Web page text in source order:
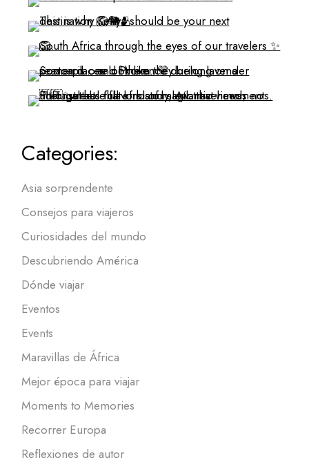
Categories:
Asia sorprendente
Consejos para viajeros
Curiosidades del mundo
Descubriendo América
Dónde viajar
Eventos
Events
Maravillas de África
Mejor época para viajar
Moments to Memories
Recorrer Europa
Reflexiones de autor